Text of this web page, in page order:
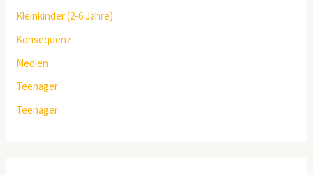
Kleinkinder (2-6 Jahre)
Konsequenz
Medien
Teenager
Teenager